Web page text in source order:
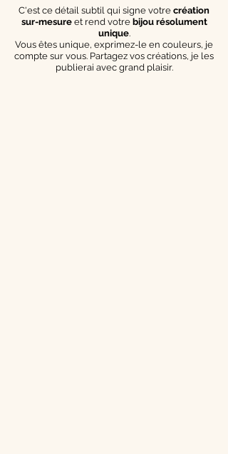
C'est ce détail subtil qui signe votre création
sur-mesureet rend votre bijou résolument
unique.
Vous êtes unique, exprimez-le en couleurs, je
compte sur vous. Partagez vos créations, je les
publierai avec grand plaisir.